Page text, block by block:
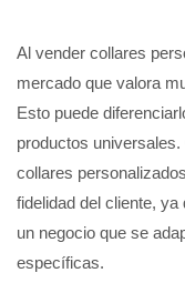
Al vender collares
mercado que valora
Esto puede
productos
collares
fidelidad del cliente,
un negocio que se
específicas.